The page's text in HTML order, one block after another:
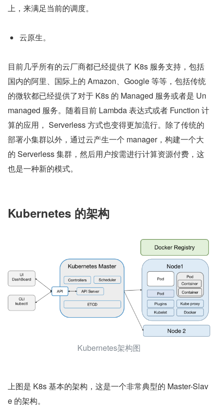
上，来满足当前的调度。
云原生。
目前几乎所有的云厂商都已经提供了 K8s 服务支持，包括
国内的阿里、国际上的 Amazon、Google 等等，包括传统
的微软都已经提供了对于 K8s 的 Managed 服务或者是 Un
managed 服务。随着目前 Lambda 表达式或者 Function 计
算的应用， Serverless 方式也变得更加流行。除了传统的
部署小集群以外，通过云产生一个 manager，构建一个大
的 Serverless 集群，然后用户按需进行计算资源付费，这
也是一种新的模式。
Kubernetes 的架构
Kubernetes架构图
上图是 K8s 基本的架构，这是一个非常典型的 Master-Slav
e 的架构。